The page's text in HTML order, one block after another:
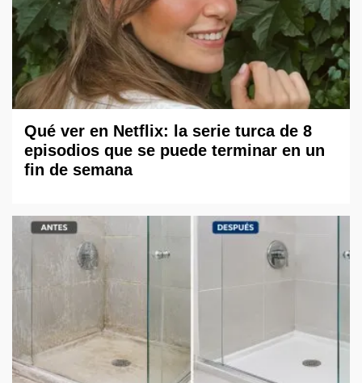
Qué ver en Netflix: la serie turca de 8
episodios que se puede terminar en un
fin de semana